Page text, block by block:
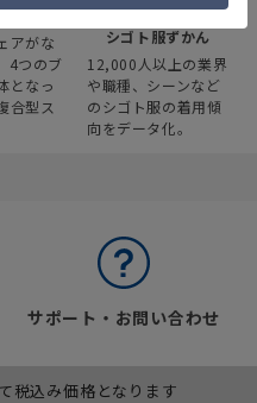
エア
アがな
4つのブ
となっ
合型ス
みんなの
シゴト服ずかん
12,000人以上の業界
や職種、シーンなど
のシゴト服の着用傾
向をデータ化。
サポート・お問い合わせ
税込み価格となります